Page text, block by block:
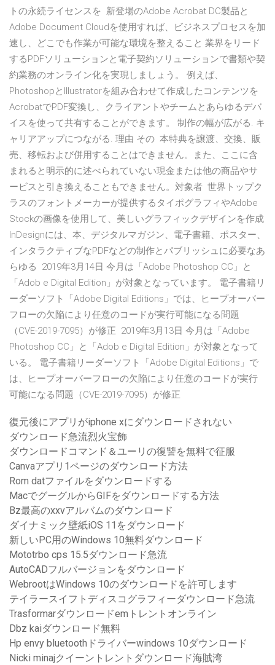
トの永続ライセンスを 新登場のAdobe Acrobat DC製品と
Adobe Document Cloudを使用すれば、ビジネスプロセスを加
速し、どこでも作業が可能な環境を整えること 業界をリード
するPDFソリューションと電子契約ソリューションで書類や契
約業務のオンライン化を実現しましょう。 例えば、
PhotoshopとIllustratorを組み合わせて作成したコンテンツを
AcrobatでPDF変換し、クライアントやチームとあらゆるデバ
イスを使って共有することができます。 制作の幅が広がる. キ
ャリアアップにつながる. 理由 その 本特典を譲渡、交換、販
売、移転および併用することはできません。また、ここに含
まれると明示的に述べられていない現金または他の商品やサ
ービスと引き換えることもできません。対象者 世界トップク
ラスのフォントメーカーが提供するタイポグラフィやAdobe
Stockの画像を使用して、美しいグラフィックデザインを作成
InDesignには、本、デジタルマガジン、電子書籍、ポスター、
インタラクティブなPDFなどの制作とパブリッシュに必要なあ
らゆる 2019年3月14日 今月は「Adobe Photoshop CC」と
「Adob e Digital Edition」が対象となっています。 電子書籍リ
ーダーソフト「Adobe Digital Editions」では、ヒープオーバー
フローの欠陥により任意のコードが実行可能になる問題
（CVE-2019-7095）が修正 2019年3月13日 今月は「Adobe
Photoshop CC」と「Adob e Digital Edition」が対象となって
いる。 電子書籍リーダーソフト「Adobe Digital Editions」で
は、ヒープオーバーフローの欠陥により任意のコードが実行
可能になる問題（CVE-2019-7095）が修正
復元後にアプリがiphone xにダウンロードされない
ダウンロード急流烈火宝飾
ダウンロードコマンド＆ユーリの復讐を無料で征服
Canvaアプリ1ページのダウンロード方法
Rom datファイルをダウンロードする
MacでグーグルからGIFをダウンロードする方法
Bz最高のxxvアルバムのダウンロード
ダイナミック壁紙iOS 11をダウンロード
新しいPC用のWindows 10無料ダウンロード
Mototrbo cps 15.5ダウンロード急流
AutoCADフルバージョンをダウンロード
WebrootはWindows 10のダウンロードを許可します
テイラースイフトディスコグラフィーダウンロード急流
Trasformarダウンロードemトレントオンライン
Dbz kaiダウンロード無料
Hp envy bluetoothドライバーwindows 10ダウンロード
Nicki minajクイーントレントダウンロード海賊湾